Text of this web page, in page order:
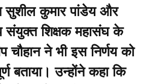
सुशील कुमार पांडेय और
संयुक्त शिक्षक महासंघ के
चौहान ने भी इस निर्णय को
बताया। उन्होंने कहा कि